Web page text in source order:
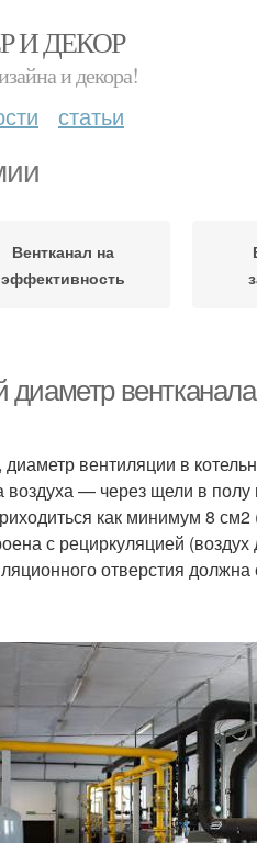
И ДЕКОР
и декора!
статьи
Вентканал на
эффективность
вентканала
вентиляции в
воздуха — через щели в
как минимум 8
с рециркуляцией
отверстия